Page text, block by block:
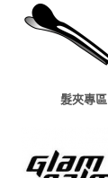
髮夾專區